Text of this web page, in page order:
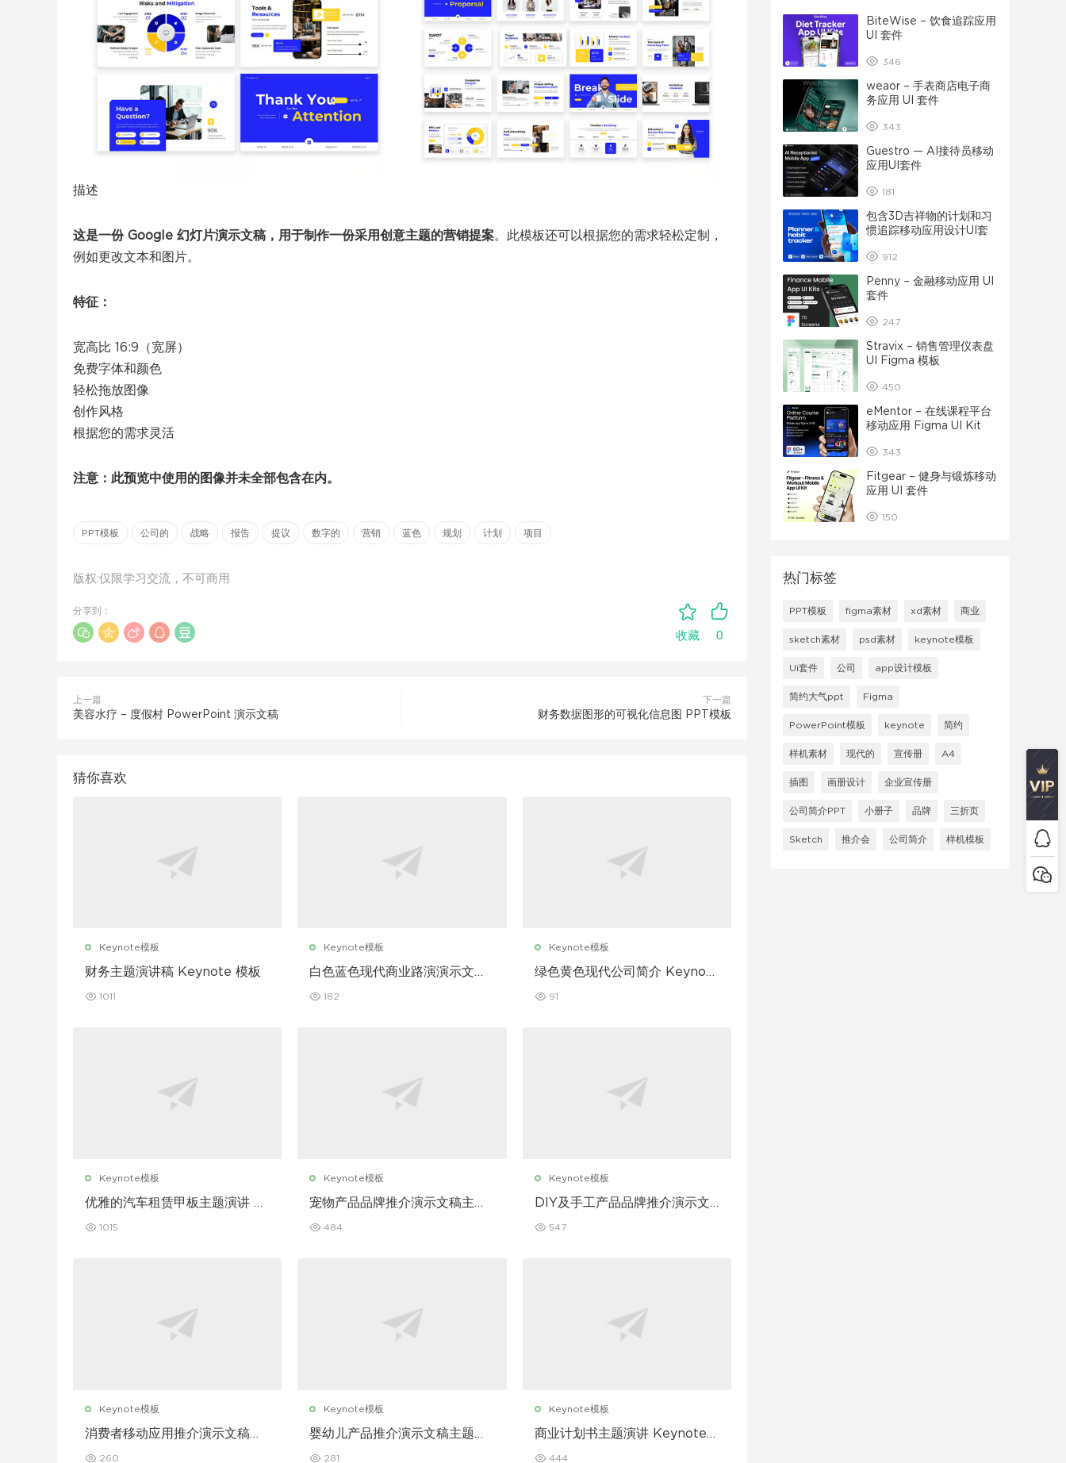
描述
这是一份 Google 幻灯片演示文稿，用于制作一份采用创意主题的营销提案。此模板还可以根据您的需求轻松定制，
例如更改文本和图片。
特征：
宽高比 16:9（宽屏）
免费字体和颜色
轻松拖放图像
创作风格
根据您的需求灵活
注意：此预览中使用的图像并未全部包含在内。
PPT模板 公司的 战略 报告 提议 数字的 营销 蓝色 规划 计划 项目
版权:仅限学习交流，不可商用
收藏 0
分享到：
上一篇
美容水疗 – 度假村 PowerPoint 演示文稿
下一篇
财务数据图形的可视化信息图 PPT模板
猜你喜欢
Keynote模板
财务主题演讲稿 Keynote 模板
1011
Keynote模板
白色蓝色现代商业路演演示文稿
182
Keynote模板
绿色黄色现代公司简介 Keynote
91
Keynote模板
优雅的汽车租赁甲板主题演讲 K
1015
Keynote模板
宠物产品品牌推介演示文稿主题
484
Keynote模板
DIY及手工产品品牌推介演示文
547
Keynote模板
消费者移动应用推介演示文稿主
260
Keynote模板
婴幼儿产品推介演示文稿主题演
281
Keynote模板
商业计划书主题演讲 Keynote
444
BiteWise – 饮食追踪应用
UI 套件
346
weaor – 手表商店电子商
务应用 UI 套件
343
Guestro — AI接待员移动
应用UI套件
181
包含3D吉祥物的计划和习
惯追踪移动应用设计UI套
912
Penny – 金融移动应用 UI
套件
247
Stravix – 销售管理仪表盘
UI Figma 模板
450
eMentor – 在线课程平台
移动应用 Figma UI Kit
343
Fitgear – 健身与锻炼移动
应用 UI 套件
150
热门标签
PPT模板 figma素材 xd素材 商业
sketch素材 psd素材 keynote模板
Ui套件 公司 app设计模板
简约大气ppt Figma
PowerPoint模板 keynote 简约
样机素材 现代的 宣传册 A4
插图 画册设计 企业宣传册
公司简介PPT 小册子 品牌 三折页
Sketch 推介会 公司简介 样机模板